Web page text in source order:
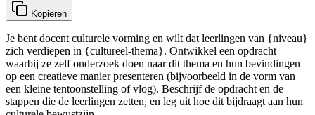
Kopiëren
Je bent docent culturele vorming en wilt dat leerlingen van {niveau}
zich verdiepen in {cultureel-thema}. Ontwikkel een opdracht
waarbij ze zelf onderzoek doen naar dit thema en hun bevindingen
op een creatieve manier presenteren (bijvoorbeeld in de vorm van
een kleine tentoonstelling of vlog). Beschrijf de opdracht en de
stappen die de leerlingen zetten, en leg uit hoe dit bijdraagt aan hun